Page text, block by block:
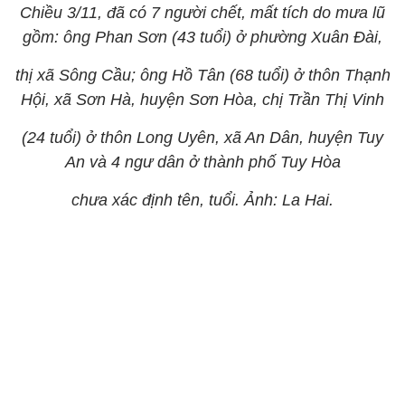
Chiều 3/11, đã có 7 người chết, mất tích do mưa lũ
gồm: ông Phan Sơn (43 tuổi) ở phường Xuân Đài,
thị xã Sông Cầu; ông Hồ Tân (68 tuổi) ở thôn Thạnh
Hội, xã Sơn Hà, huyện Sơn Hòa, chị Trần Thị Vinh
(24 tuổi) ở thôn Long Uyên, xã An Dân, huyện Tuy
An và 4 ngư dân ở thành phố Tuy Hòa
chưa xác định tên, tuổi. Ảnh: La Hai.